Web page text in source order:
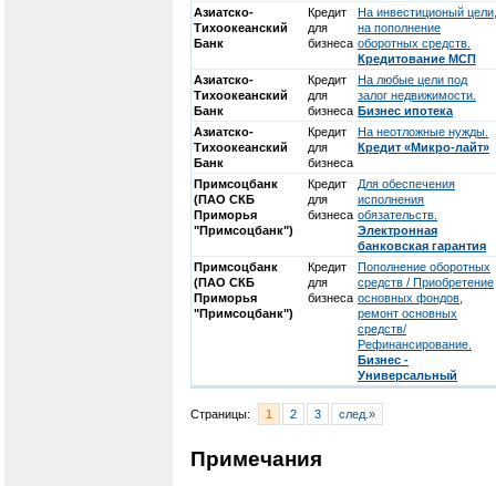
Азиатско-
Тихоокеанский
Банк
Кредит
для
бизнеса
На инвестиционый цели,
на пополнение
оборотных средств.
Кредитование МСП
Азиатско-
Тихоокеанский
Банк
Кредит
для
бизнеса
На любые цели под
залог недвижимости.
Бизнес ипотека
Азиатско-
Тихоокеанский
Банк
Кредит
для
бизнеса
На неотложные нужды.
Кредит «Микро-лайт»
Примсоцбанк
(ПАО СКБ
Приморья
"Примсоцбанк")
Кредит
для
бизнеса
Для обеспечения
исполнения
обязательств.
Электронная
банковская гарантия
Примсоцбанк
(ПАО СКБ
Приморья
"Примсоцбанк")
Кредит
для
бизнеса
Пополнение оборотных
средств / Приобретение
основных фондов,
ремонт основных
средств/
Рефинансирование.
Бизнес -
Универсальный
Страницы: 1 2 3 след.»
Примечания